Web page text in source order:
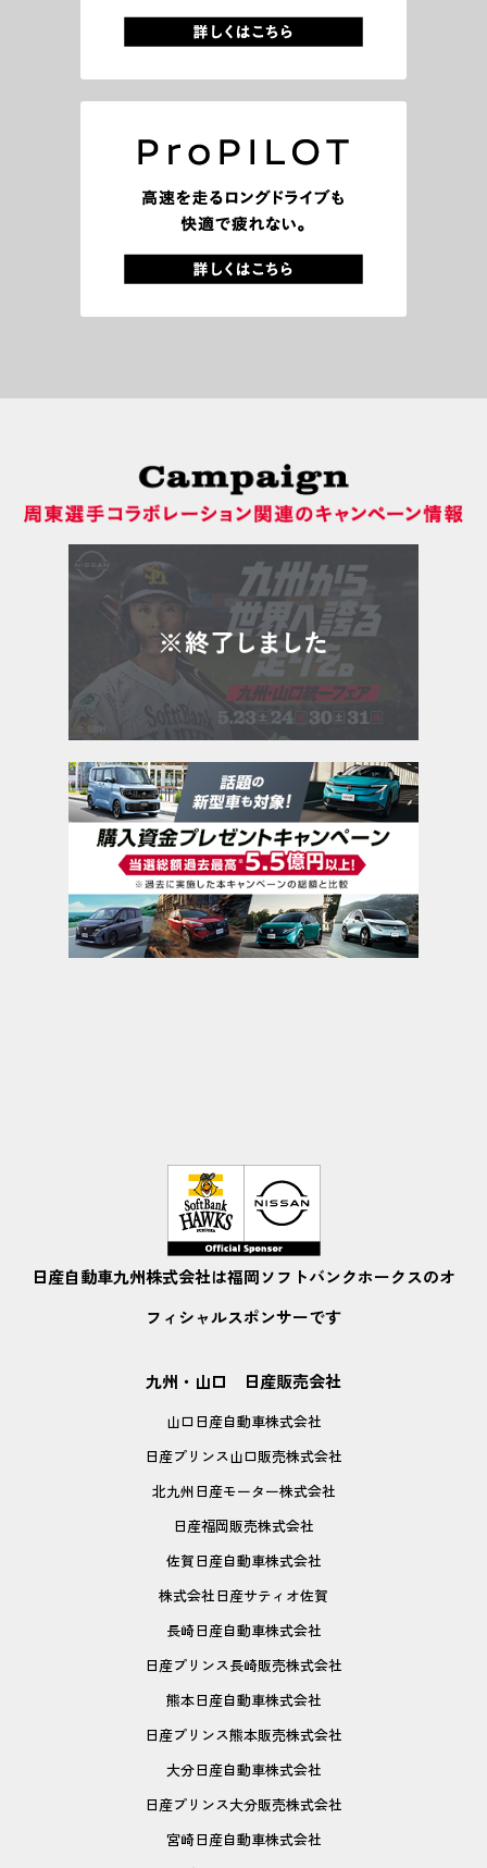
日産自動車九州株式会社は福岡ソフトバンクホークスのオ
フィシャルスポンサーです
九州・山口 日産販売会社
山口日産自動車株式会社
日産プリンス山口販売株式会社
北九州日産モーター株式会社
日産福岡販売株式会社
佐賀日産自動車株式会社
株式会社日産サティオ佐賀
長崎日産自動車株式会社
日産プリンス長崎販売株式会社
熊本日産自動車株式会社
日産プリンス熊本販売株式会社
大分日産自動車株式会社
日産プリンス大分販売株式会社
宮崎日産自動車株式会社